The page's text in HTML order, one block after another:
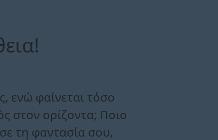
ενώ φαίνεται τόσο
στον ορίζοντα; Ποιο
τη φαντασία σου,